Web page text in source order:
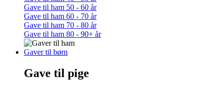
Gave til ham 50 - 60 år
Gave til ham 60 - 70 år
Gave til ham 70 - 80 år
Gave til ham 80 - 90+ år
Gaver til børn
Gave til pige